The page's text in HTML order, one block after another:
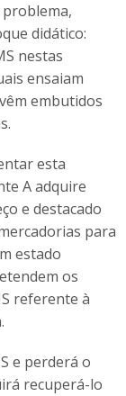
didático:
nestas
ensaiam
embutidos
esta
A adquire
e destacado
para
estado
os
referente à
e perderá o
recuperá-lo